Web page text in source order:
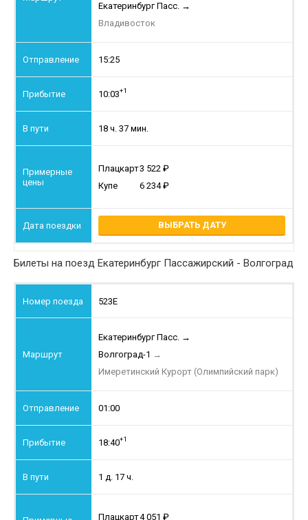
Екатеринбург Пасс. →
Владивосток
15:25
10:03+1
18 ч. 37 мин.
Плацкарт3 522
Купе
6 234
ВЫБРАТЬ ДАТУ
Билеты на поезд Екатеринбург Пассажирский - Волгоград
523Е
Екатеринбург Пасс. →
Волгоград-1 →
Имеретинский Курорт (Олимпийский парк)
01:00
18:40+1
1 д. 17 ч.
Плацкарт4 051